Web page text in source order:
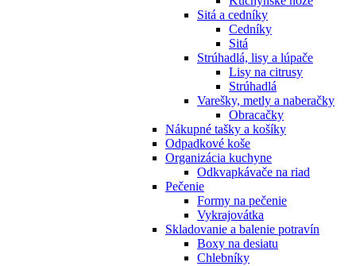
Sitá a cedníky
Cedníky
Sitá
Strúhadlá, lisy a lúpače
Lisy na citrusy
Strúhadlá
Varešky, metly a naberačky
Obracačky
Nákupné tašky a košíky
Odpadkové koše
Organizácia kuchyne
Odkvapkávače na riad
Pečenie
Formy na pečenie
Vykrajovátka
Skladovanie a balenie potravín
Boxy na desiatu
Chlebníky